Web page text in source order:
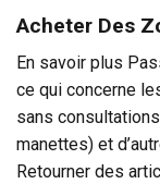
Acheter Des
En savoir plus
ce qui concerne
sans
manettes) et
Retourner des